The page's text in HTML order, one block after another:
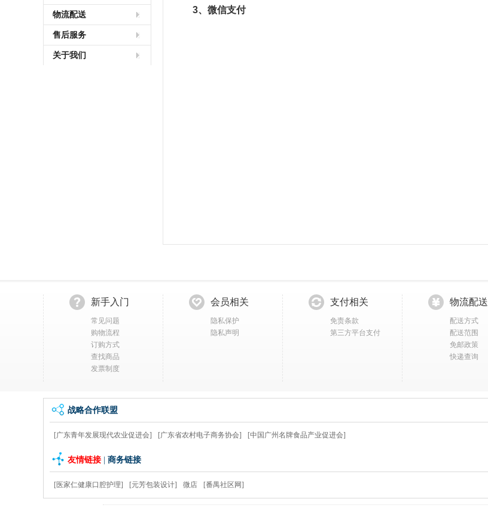
物流配送
售后服务
关于我们
3、微信支付
新手入门
常见问题
购物流程
订购方式
查找商品
发票制度
会员相关
隐私保护
隐私声明
支付相关
免责条款
第三方平台支付
物流配送
配送方式
配送范围
免邮政策
快递查询
战略合作联盟
[广东青年发展现代农业促进会] [广东省农村电子商务协会] [中国广州名牌食品产业促进会]
友情链接 商务链接
[医家仁健康口腔护理] [元芳包装设计] 微店 [番禺社区网]